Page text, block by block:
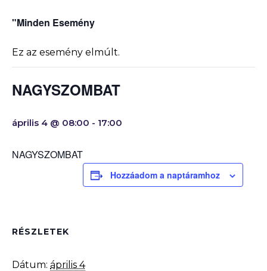
"Minden Esemény
Ez az esemény elmúlt.
NAGYSZOMBAT
április 4 @ 08:00 - 17:00
NAGYSZOMBAT
Hozzáadom a naptáramhoz
RÉSZLETEK
Dátum: április 4